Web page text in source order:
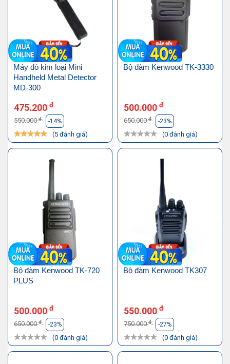
Máy dò kim loại Mini
Handheld Metal Detector
MD-300
475.200 đ
550.000đ -14%
(5 đánh giá)
Bộ đàm Kenwood TK-3330
500.000 đ
650.000đ -23%
(0 đánh giá)
Bộ đàm Kenwood TK-720
PLUS
500.000 đ
650.000đ -23%
(0 đánh giá)
Bộ đàm Kenwood TK307
550.000 đ
750.000đ -27%
(0 đánh giá)